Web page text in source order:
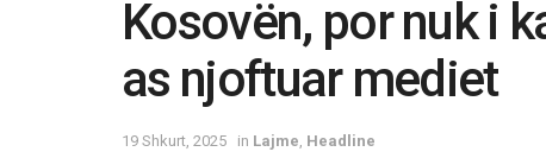
Kosovën, por nuk i
as njoftuar mediet
19 Shkurt, 2025 in Lajme Headline